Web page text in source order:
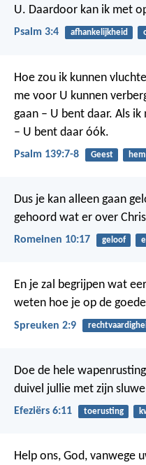
U. Daardoor kan ik met
Psalm 3:4 afhankelijkheid
Hoe zou ik kunnen
me voor U kunnen
gaan – U bent daar. Als ik
– U bent daar óók.
Psalm 139:7-8 Geest
Dus je kan alleen gaan
gehoord wat er over
Romeinen 10:17 geloof
En je zal begrijpen wat
weten hoe je op de
Spreuken 2:9
Doe de hele
duivel jullie met zijn
Efeziërs 6:11 toerusting
Help ons, God, vanwege